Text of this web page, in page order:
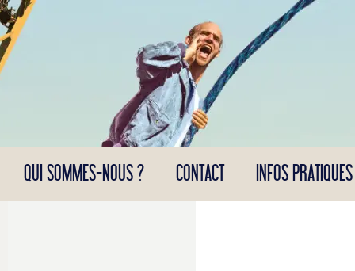
Panneau de gestion des cookies
QUI SOMMES-NOUS ? CONTACT INFOS PRATIQUES